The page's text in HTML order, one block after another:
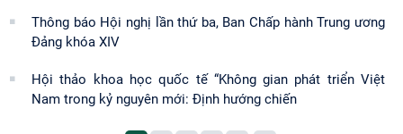
Thông báo Hội nghị lần thứ ba, Ban Chấp hành Trung ương
Đảng khóa XIV
Hội thảo khoa học quốc tế “Không gian phát triển Việt
Nam trong kỷ nguyên mới: Định hướng chiến